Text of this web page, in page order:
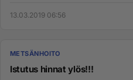
13.03.2019 06:56
METSÄNHOITO
Istutus hinnat ylös!!!